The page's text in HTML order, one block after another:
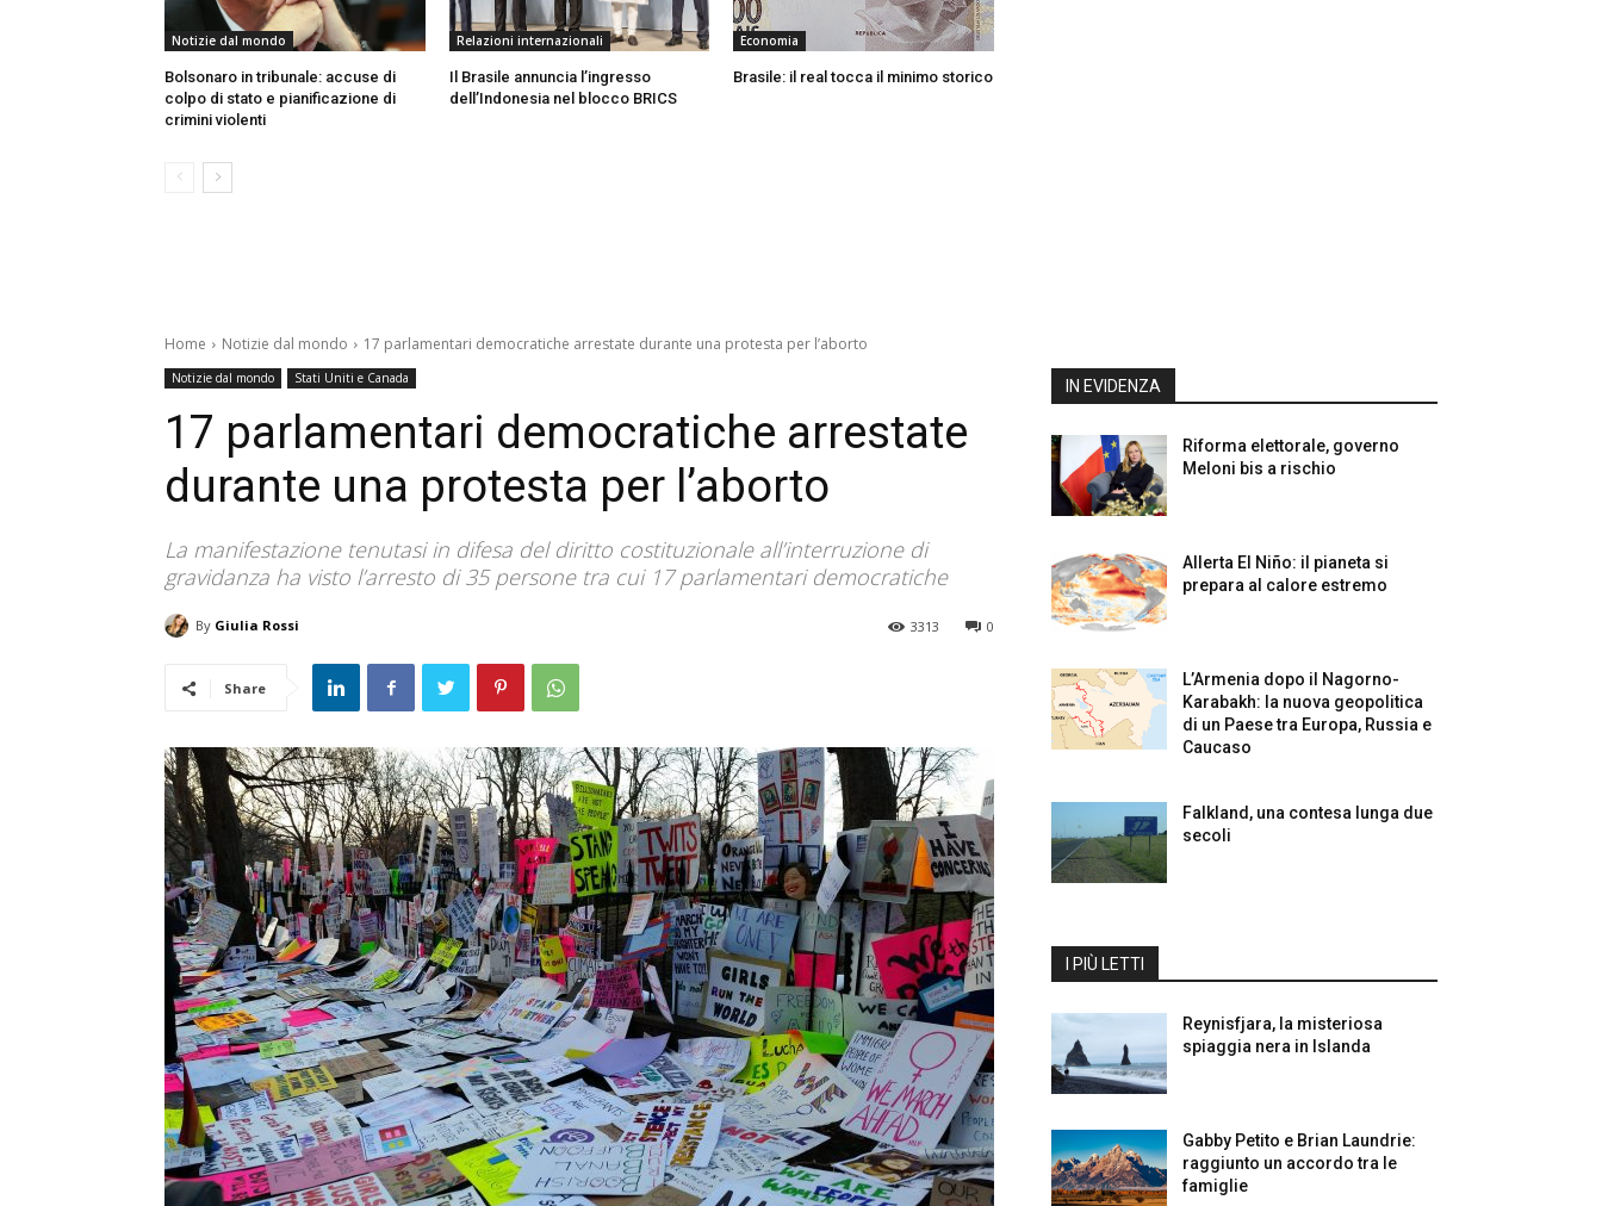
Notizie dal mondo
Bolsonaro in tribunale: accuse di
colpo di stato e pianificazione di
crimini violenti
Relazioni internazionali
Il Brasile annuncia l’ingresso
dell’Indonesia nel blocco BRICS
Economia
Brasile: il real tocca il minimo storico